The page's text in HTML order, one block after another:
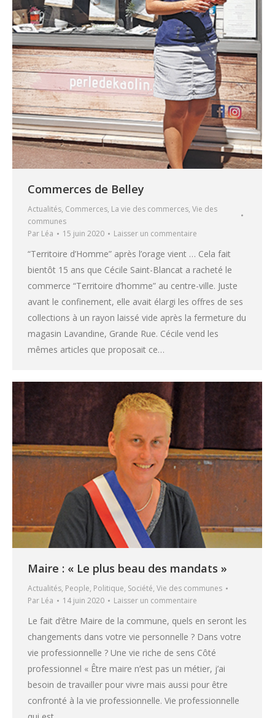
Commerces de Belley
Actualités, Commerces, La vie des commerces, Vie des
communes
Par Léa 15 juin 2020 Laisser un commentaire
“Territoire d’Homme” après l’orage vient … Cela fait
bientôt 15 ans que Cécile Saint-Blancat a racheté le
commerce “Territoire d’homme” au centre-ville. Juste
avant le confinement, elle avait élargi les offres de ses
collections à un rayon laissé vide après la fermeture du
magasin Lavandine, Grande Rue. Cécile vend les
mêmes articles que proposait ce…
Maire : « Le plus beau des mandats »
Actualités, People, Politique, Société, Vie des communes
Par Léa 14 juin 2020 Laisser un commentaire
Le fait d’être Maire de la commune, quels en seront les
changements dans votre vie personnelle ? Dans votre
vie professionnelle ? Une vie riche de sens Côté
professionnel « Être maire n’est pas un métier, j’ai
besoin de travailler pour vivre mais aussi pour être
confronté à la vie professionnelle. Vie professionnelle